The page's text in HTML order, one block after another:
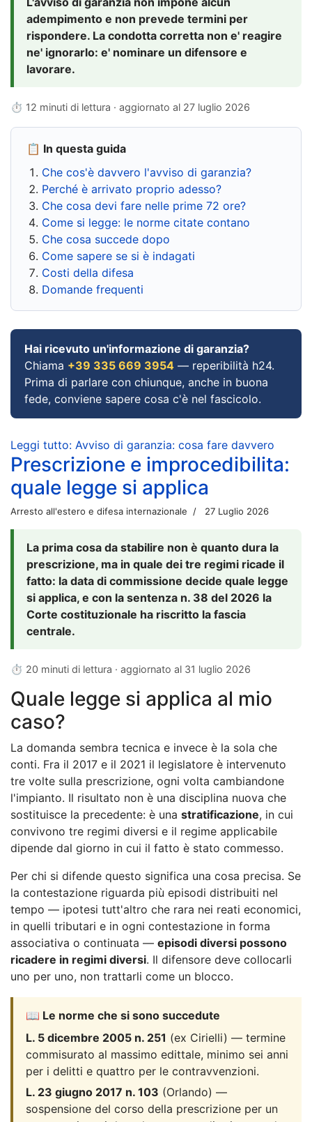
adempimento e non prevede termini per
rispondere. La condotta corretta non e' reagire
ne' ignorarlo: e' nominare un difensore e
lavorare.
⏱ 12 minuti di lettura · aggiornato al 27 luglio 2026
📋 In questa guida
Che cos'è davvero l'avviso di garanzia?
Perché è arrivato proprio adesso?
Che cosa devi fare nelle prime 72 ore?
Come si legge: le norme citate contano
Che cosa succede dopo
Come sapere se si è indagati
Costi della difesa
Domande frequenti
Hai ricevuto un'informazione di garanzia?
Chiama +39 335 669 3954 — reperibilità h24.
Prima di parlare con chiunque, anche in buona
fede, conviene sapere cosa c'è nel fascicolo.
Leggi tutto: Avviso di garanzia: cosa fare davvero
Prescrizione e improcedibilita:
quale legge si applica
Arresto all'estero e difesa internazionale 27 Luglio 2026
La prima cosa da stabilire non è quanto dura la
prescrizione, ma in quale dei tre regimi ricade il
fatto: la data di commissione decide quale legge
si applica, e con la sentenza n. 38 del 2026 la
Corte costituzionale ha riscritto la fascia
centrale.
⏱ 20 minuti di lettura · aggiornato al 31 luglio 2026
Quale legge si applica al mio
caso?
La domanda sembra tecnica e invece è la sola che
conti. Fra il 2017 e il 2021 il legislatore è intervenuto
tre volte sulla prescrizione, ogni volta cambiandone
l'impianto. Il risultato non è una disciplina nuova che
sostituisce la precedente: è una stratificazione, in cui
convivono tre regimi diversi e il regime applicabile
dipende dal giorno in cui il fatto è stato commesso.
Per chi si difende questo significa una cosa precisa. Se
la contestazione riguarda più episodi distribuiti nel
tempo — ipotesi tutt'altro che rara nei reati economici,
in quelli tributari e in ogni contestazione in forma
associativa o continuata — episodi diversi possono
ricadere in regimi diversi. Il difensore deve collocarli
uno per uno, non trattarli come un blocco.
📖 Le norme che si sono succedute
L. 5 dicembre 2005 n. 251 (ex Cirielli) — termine
commisurato al massimo edittale, minimo sei anni
per i delitti e quattro per le contravvenzioni.
L. 23 giugno 2017 n. 103 (Orlando) —
sospensione del corso della prescrizione per un